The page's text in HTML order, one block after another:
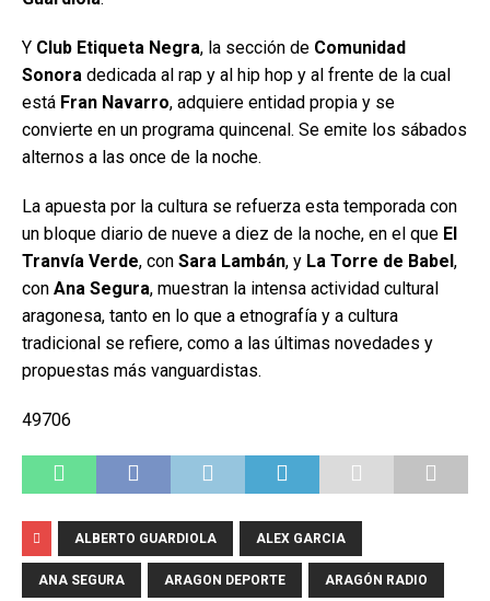
Y Club Etiqueta Negra, la sección de Comunidad
Sonora dedicada al rap y al hip hop y al frente de la cual
está Fran Navarro, adquiere entidad propia y se
convierte en un programa quincenal. Se emite los sábados
alternos a las once de la noche.
La apuesta por la cultura se refuerza esta temporada con
un bloque diario de nueve a diez de la noche, en el que El
Tranvía Verde, con Sara Lambán, y La Torre de Babel,
con Ana Segura, muestran la intensa actividad cultural
aragonesa, tanto en lo que a etnografía y a cultura
tradicional se refiere, como a las últimas novedades y
propuestas más vanguardistas.
49706
ALBERTO GUARDIOLA ALEX GARCIA
ANA SEGURA ARAGON DEPORTE ARAGÓN RADIO